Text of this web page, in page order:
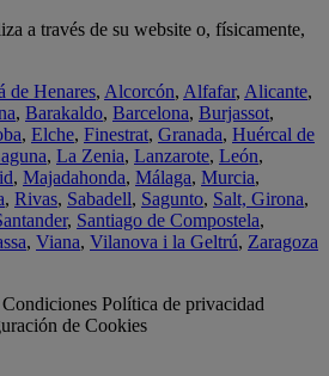
a través de su website o, físicamente,
de Henares, Alcorcón, Alfafar, Alicante,
, Barakaldo, Barcelona, Burjassot,
, Elche, Finestrat, Granada, Huércal de
, La Zenia, Lanzarote, León,
, Majadahonda, Málaga, Murcia,
, Rivas, Sabadell, Sagunto, Salt, Girona,
, Santiago de Compostela,
, Viana, Vilanova i la Geltrú, Zaragoza
Política de privacidad
de Cookies